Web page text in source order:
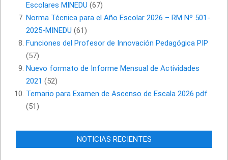
Escolares MINEDU (67)
Norma Técnica para el Año Escolar 2026 – RM Nº 501-
2025-MINEDU (61)
Funciones del Profesor de Innovación Pedagógica PIP
(57)
Nuevo formato de Informe Mensual de Actividades
2021 (52)
Temario para Examen de Ascenso de Escala 2026 pdf
(51)
NOTICIAS RECIENTES